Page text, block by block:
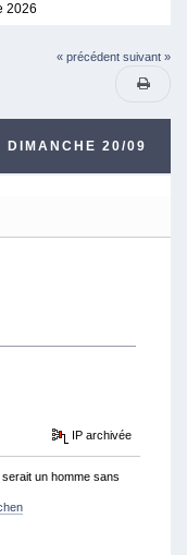
2026
« précédent suivant »
DIMANCHE 20/09
4) (LU 2364
IP archivée
un homme sans